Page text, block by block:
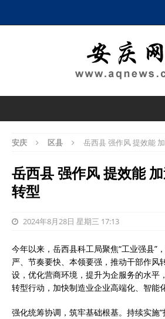
安庆 区县 岳西县 强作风 提效能
岳西县 强作风 提效能
转型
2024年8月28日 星期三 17:13
今年以来，岳西县科工局聚焦“工业强县”
严、节奏要快、本领要强，推动干部作风
设，优化营商环境，提升为企服务的水平
转型行动，加快制造业企业高端化、智能
强化统筹协调，筑牢基础根基。持续实施